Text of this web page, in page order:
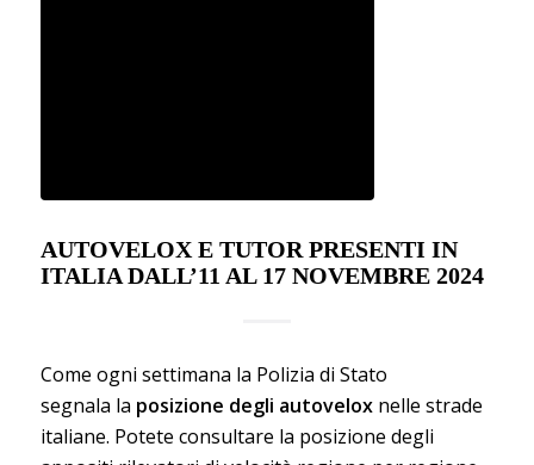
AUTOVELOX E TUTOR PRESENTI IN
ITALIA DALL’11 AL 17 NOVEMBRE 2024
Come ogni settimana la Polizia di Stato
segnala la posizione degli autoveloxnelle strade
italiane. Potete consultare la posizione degli